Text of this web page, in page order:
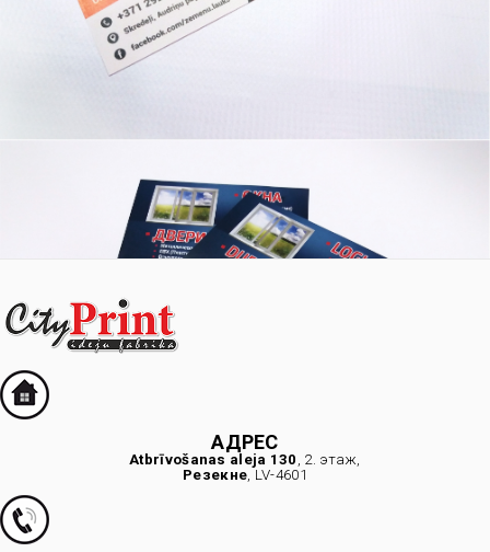
АДРЕС
Atbrīvošanas aleja 130 , 2. этаж,
Резекне, LV-4601